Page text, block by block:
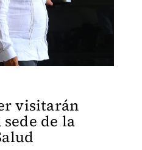
visitarán
de la